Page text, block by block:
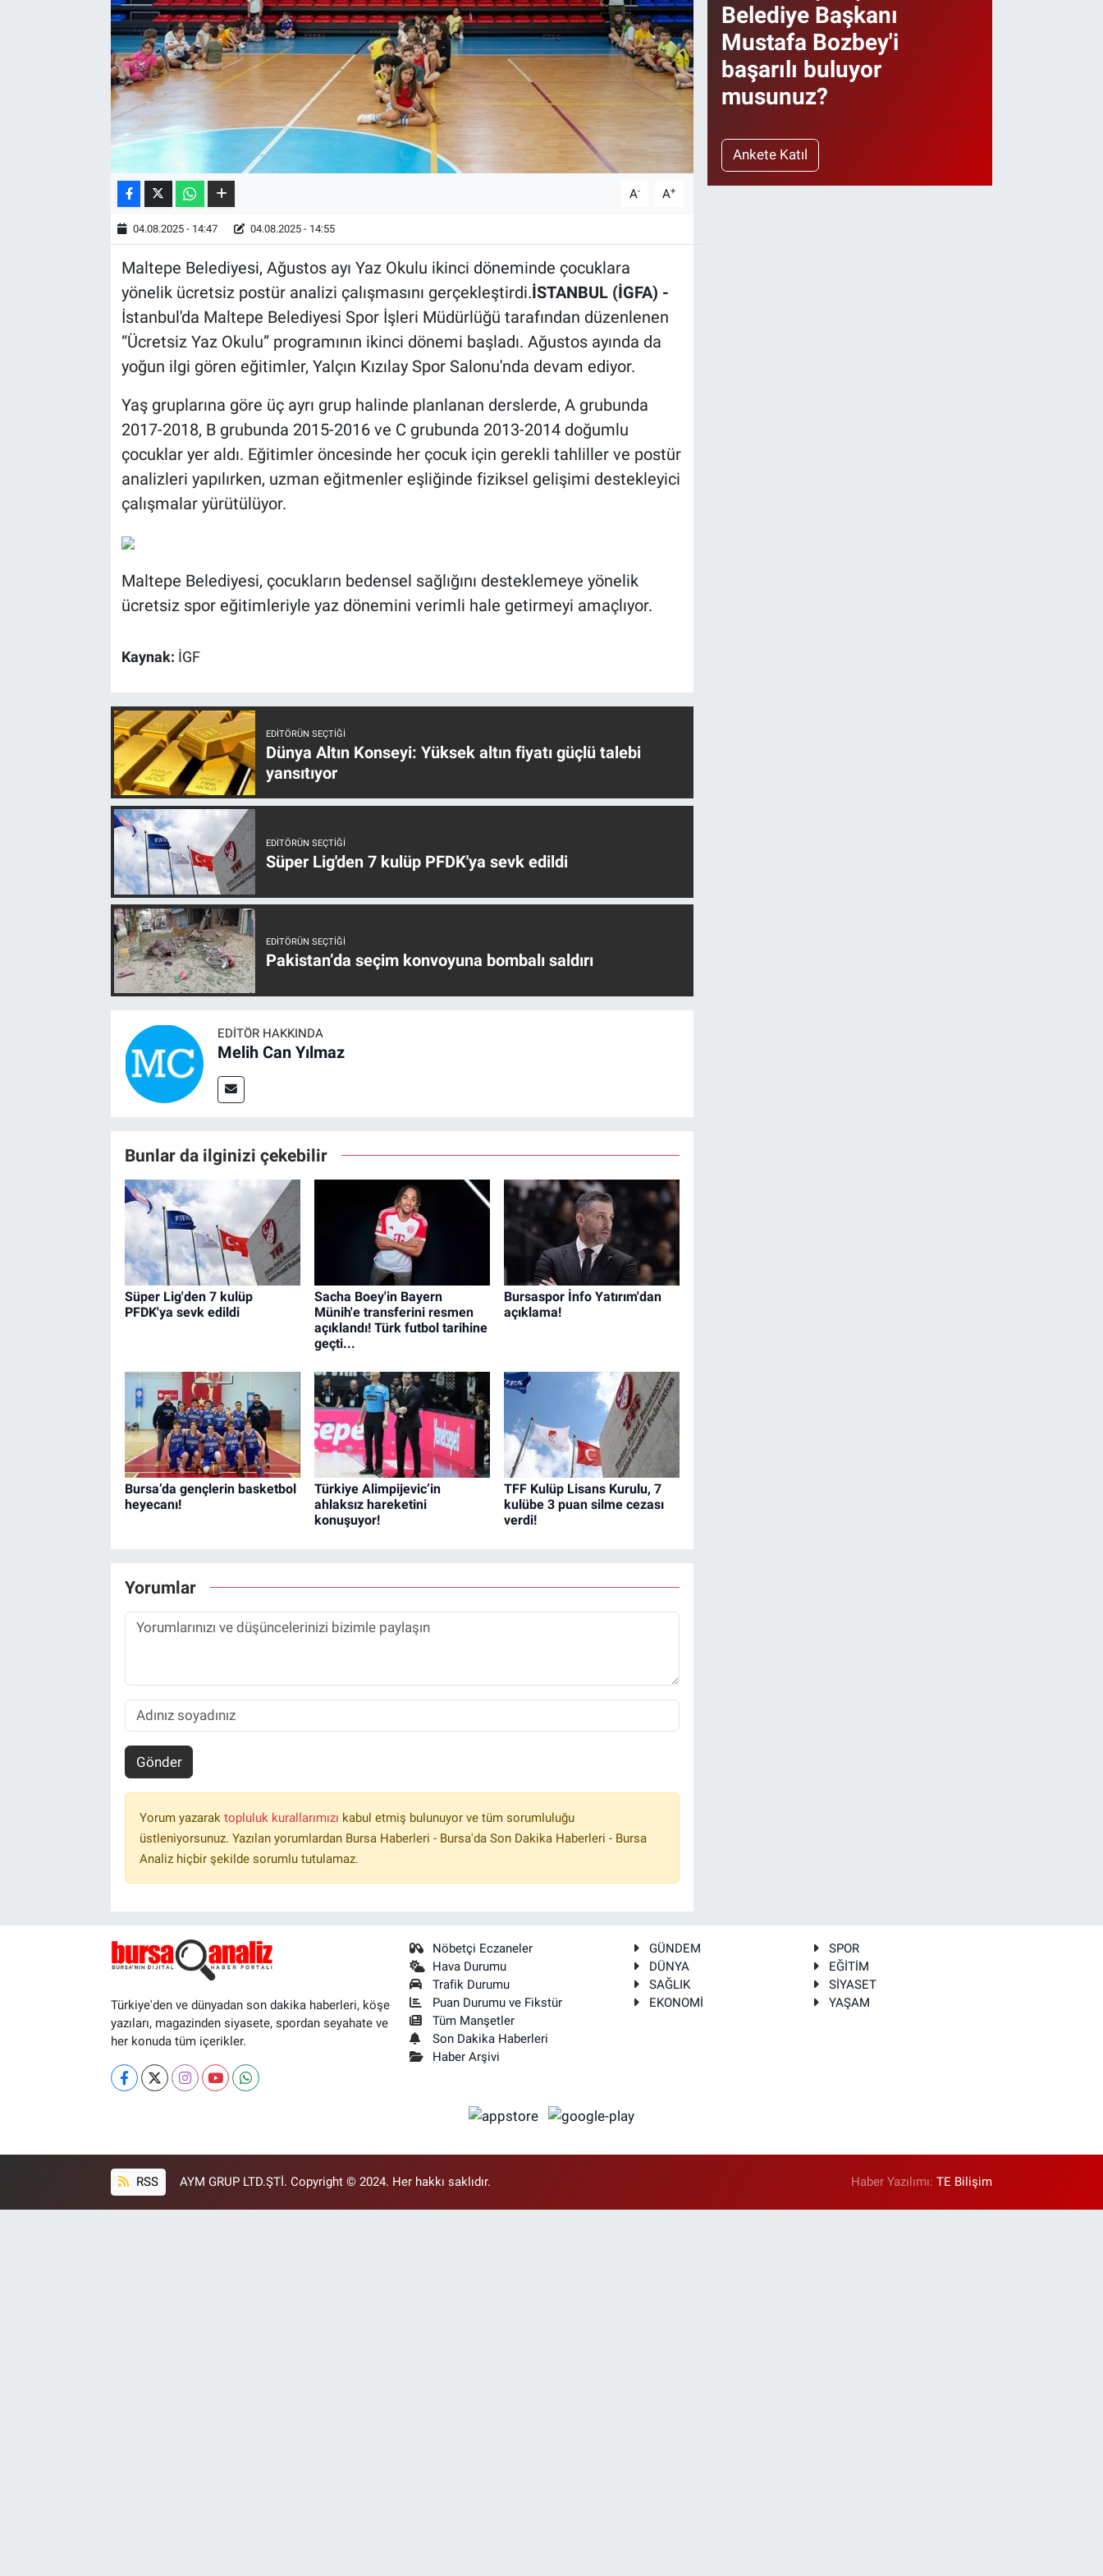
A- A+
04.08.2025 - 14:47 04.08.2025 - 14:55
Maltepe Belediyesi, Ağustos ayı Yaz Okulu ikinci döneminde çocuklara
yönelik ücretsiz postür analizi çalışmasını gerçekleştirdi.İSTANBUL (İGFA) -
İstanbul'da Maltepe Belediyesi Spor İşleri Müdürlüğü tarafından düzenlenen
“Ücretsiz Yaz Okulu” programının ikinci dönemi başladı. Ağustos ayında da
yoğun ilgi gören eğitimler, Yalçın Kızılay Spor Salonu'nda devam ediyor.
Yaş gruplarına göre üç ayrı grup halinde planlanan derslerde, A grubunda
2017-2018, B grubunda 2015-2016 ve C grubunda 2013-2014 doğumlu
çocuklar yer aldı. Eğitimler öncesinde her çocuk için gerekli tahliller ve postür
analizleri yapılırken, uzman eğitmenler eşliğinde fiziksel gelişimi destekleyici
çalışmalar yürütülüyor.
Maltepe Belediyesi, çocukların bedensel sağlığını desteklemeye yönelik
ücretsiz spor eğitimleriyle yaz dönemini verimli hale getirmeyi amaçlıyor.
Kaynak: İGF
EDITÖRÜN SEÇTIĞI
Dünya Altın Konseyi: Yüksek altın fiyatı güçlü talebi
yansıtıyor
EDITÖRÜN SEÇTIĞI
Süper Lig'den 7 kulüp PFDK'ya sevk edildi
EDITÖRÜN SEÇTIĞI
Pakistan’da seçim konvoyuna bombalı saldırı
EDITÖR HAKKINDA
Melih Can Yılmaz
Bunlar da ilginizi çekebilir
Süper Lig'den 7 kulüp
PFDK'ya sevk edildi
Sacha Boey'in Bayern
Münih'e transferini resmen
açıklandı! Türk futbol tarihine
geçti...
Bursaspor İnfo Yatırım'dan
açıklama!
Bursa’da gençlerin basketbol
heyecanı!
Türkiye Alimpijevic’in
ahlaksız hareketini
konuşuyor!
TFF Kulüp Lisans Kurulu, 7
kulübe 3 puan silme cezası
verdi!
Yorumlar
Gönder
Yorum yazarak topluluk kurallarımızı kabul etmiş bulunuyor ve tüm sorumluluğu
üstleniyorsunuz. Yazılan yorumlardan Bursa Haberleri - Bursa'da Son Dakika Haberleri - Bursa
Analiz hiçbir şekilde sorumlu tutulamaz.
Belediye Başkanı
Mustafa Bozbey'i
başarılı buluyor
musunuz?
Ankete Katıl
Türkiye'den ve dünyadan son dakika haberleri, köşe
yazıları, magazinden siyasete, spordan seyahate ve
her konuda tüm içerikler.
Nöbetçi Eczaneler
Hava Durumu
Trafik Durumu
Puan Durumu ve Fikstür
Tüm Manşetler
Son Dakika Haberleri
Haber Arşivi
GÜNDEM
SPOR
DÜNYA
EĞİTİM
SAĞLIK
SİYASET
EKONOMİ
YAŞAM
RSS AYM GRUP LTD.ŞTİ. Copyright © 2024. Her hakkı saklıdır. Haber Yazılımı:TE Bilişim